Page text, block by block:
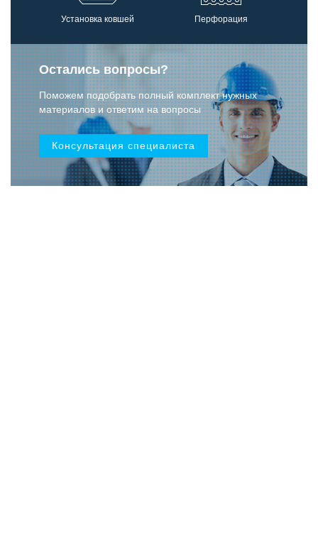
Установка ковшей Перфорация
Остались вопросы?
Поможем подобрать полный комплект нужных
материалов и ответим на вопросы
Консультация специалиста